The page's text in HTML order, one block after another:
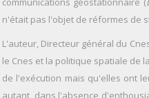
n'était pas l'objet de réformes de
L'auteur, Directeur général du
le Cnes et la politique spatiale de
de l'exécution mais qu'elles ont
autant, dans l'absence